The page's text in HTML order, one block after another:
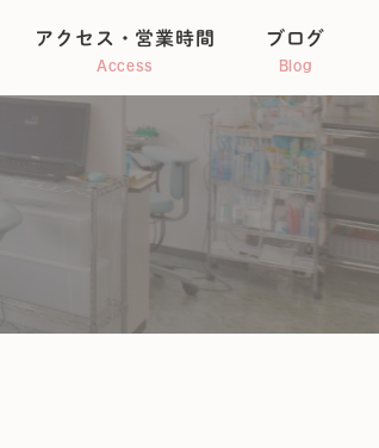
アクセス・営業時間
Access
ブログ
Blog